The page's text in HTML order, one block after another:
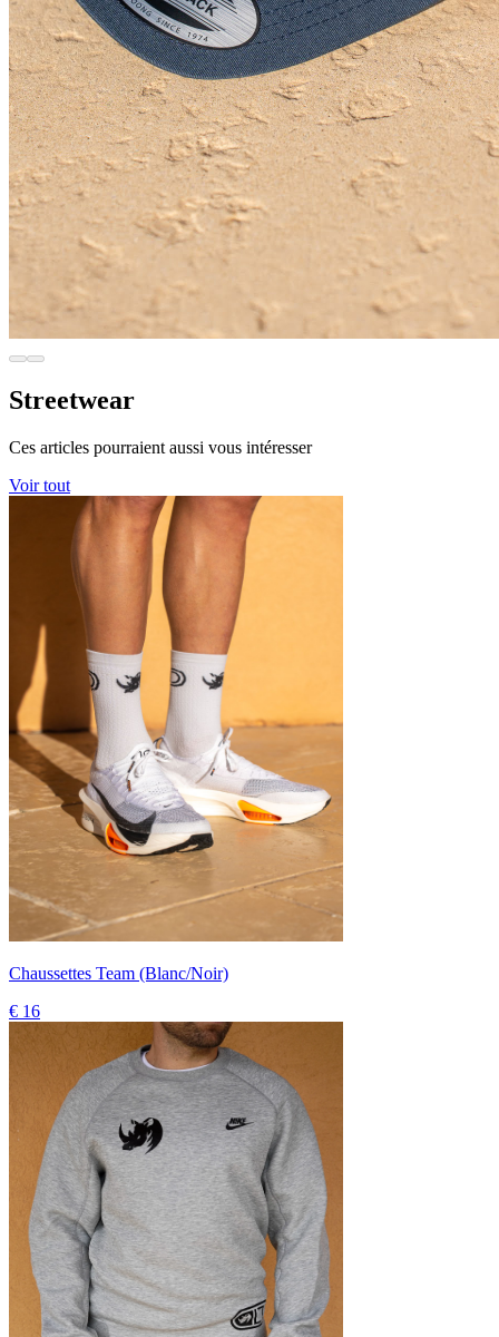
Streetwear
Ces articles pourraient aussi vous intéresser
Voir tout
Chaussettes Team (Blanc/Noir)
€ 16